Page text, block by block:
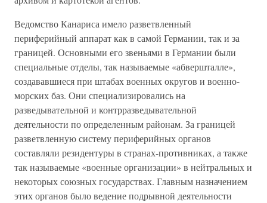
Ведомство Канариса имело разветвленный
периферийный аппарат как в самой Германии, так и за
границей. Основными его звеньями в Германии были
специальные отделы, так называемые «абвершталле»,
создававшиеся при штабах военных округов и военно-
морских баз. Они специализировались на
разведывательной и контрразведывательной
деятельности по определенным районам. За границей
разветвленную систему периферийных органов
составляли резидентуры в странах-противниках, а также
так называемые «военные организации» в нейтральных и
некоторых союзных государствах. Главным назначением
этих органов было ведение подрывной деятельности